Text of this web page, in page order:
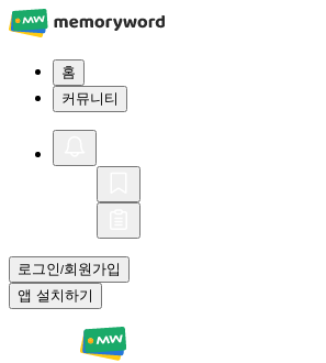
홈
커뮤니티
로그인/회원가입
앱 설치하기